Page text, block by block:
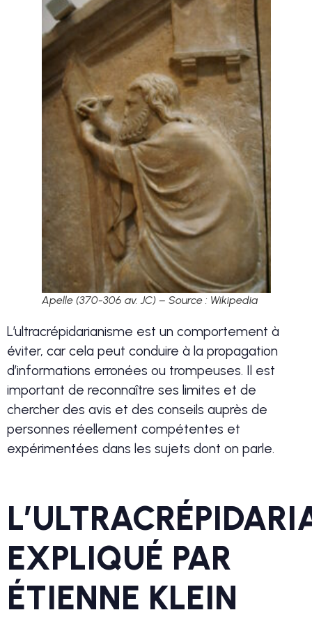
Apelle (370-306 av. JC) – Source : Wikipedia
L’ultracrépidarianisme est un comportement à
éviter, car cela peut conduire à la propagation
d’informations erronées ou trompeuses. Il est
important de reconnaître ses limites et de
chercher des avis et des conseils auprès de
personnes réellement compétentes et
expérimentées dans les sujets dont on parle.
EXPLIQUÉ PAR
ÉTIENNE KLEIN